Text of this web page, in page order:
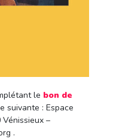
le bon de
suivante : Espace
–
.